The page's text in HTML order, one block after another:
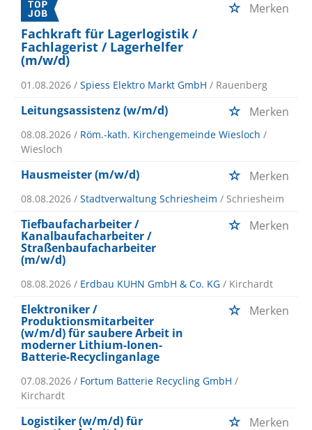
Fachkraft für Lagerlogistik /
Fachlagerist / Lagerhelfer
(m/w/d)
Merken
01.08.2026 / Spiess Elektro Markt GmbH / Rauenberg
Leitungsassistenz (w/m/d) Merken
08.08.2026 / Röm.-kath. Kirchengemeinde Wiesloch /
Wiesloch
Hausmeister (m/w/d) Merken
08.08.2026 / Stadtverwaltung Schriesheim / Schriesheim
Tiefbaufacharbeiter /
Kanalbaufacharbeiter /
Straßenbaufacharbeiter
(m/w/d)
Merken
08.08.2026 / Erdbau KUHN GmbH & Co. KG / Kirchardt
Elektroniker /
Produktionsmitarbeiter
(w/m/d) für saubere Arbeit in
moderner Lithium-Ionen-
Batterie-Recyclinganlage
Merken
07.08.2026 / Fortum Batterie Recycling GmbH /
Kirchardt
Logistiker (w/m/d) für Merken